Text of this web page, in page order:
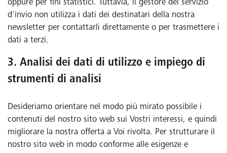
oppure per fini statistici. Tuttavia, il gestore del servizio
d'invio non utilizza i dati dei destinatari della nostra
newsletter per contattarli direttamente o per trasmettere i
dati a terzi.
3. Analisi dei dati di utilizzo e impiego di
strumenti di analisi
Desideriamo orientare nel modo più mirato possibile i
contenuti del nostro sito web sui Vostri interessi, e quindi
migliorare la nostra offerta a Voi rivolta. Per strutturare il
nostro sito web in modo conforme alle esigenze e